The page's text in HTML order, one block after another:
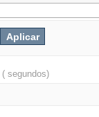
( segundos)